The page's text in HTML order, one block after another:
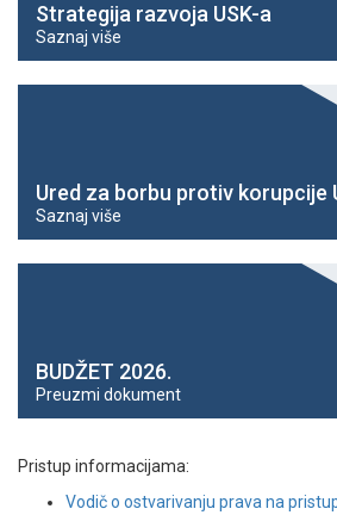
Strategija razvoja USK-a
Saznaj više
Ured za borbu protiv korupcije
Saznaj više
BUDŽET 2026.
Preuzmi dokument
Pristup informacijama:
Vodič o ostvarivanju prava na